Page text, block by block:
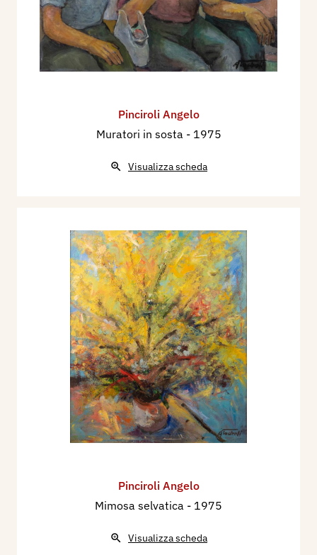
Pinciroli Angelo
Muratori in sosta - 1975
Visualizza scheda
Pinciroli Angelo
Mimosa selvatica - 1975
Visualizza scheda